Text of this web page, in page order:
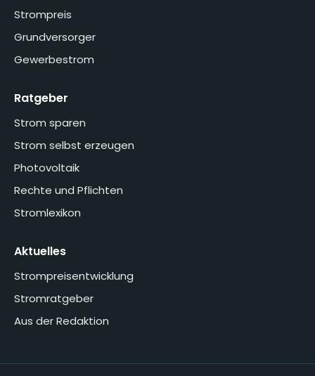
Strompreis
Grundversorger
Gewerbestrom
Ratgeber
Strom sparen
Strom selbst erzeugen
Photovoltaik
Rechte und Pflichten
Stromlexikon
Aktuelles
Strompreisentwicklung
Stromratgeber
Aus der Redaktion